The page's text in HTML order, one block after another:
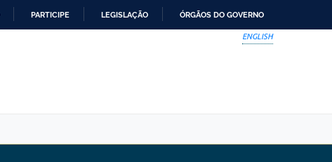
PARTICIPE LEGISLAÇÃO ÓRGÃOS DO GOVERNO
ENGLISH